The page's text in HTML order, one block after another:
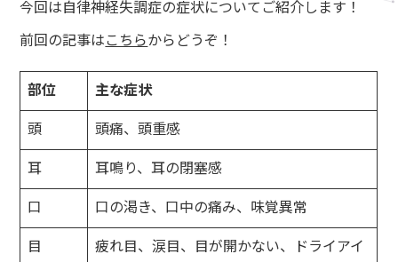
今回は自律神経失調症の症状についてご紹介します！
前回の記事は こちらからどうぞ！
部位 主な症状
頭 頭痛、頭重感
耳 耳鳴り、耳の閉塞感
口 口の渇き、口中の痛み、味覚異常
目 疲れ目、涙目、目が開かない、ドライアイ